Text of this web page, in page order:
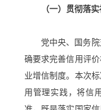
（一）贯彻落
党中央、国务
确要求完善信用评
业增信制度。本次
用管理实践，将信